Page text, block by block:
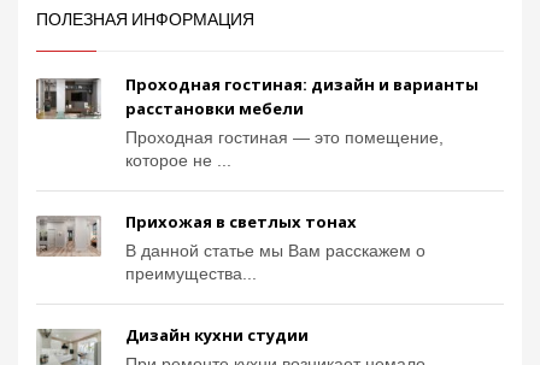
ПОЛЕЗНАЯ ИНФОРМАЦИЯ
Проходная гостиная: дизайн и варианты
расстановки мебели
Проходная гостиная — это помещение,
которое не ...
Прихожая в светлых тонах
В данной статье мы Вам расскажем о
преимущества...
Дизайн кухни студии